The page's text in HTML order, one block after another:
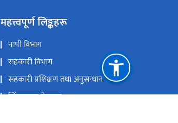
महत्त्वपूर्ण लिङ्कहरू
नापी विभाग
सहकारी विभाग
सहकारी प्रशिक्षण तथा अनुसन्धान केन्द्र
सिंहदरबार गेटपास